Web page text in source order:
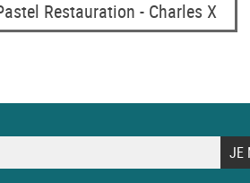
Restauration - Charles X